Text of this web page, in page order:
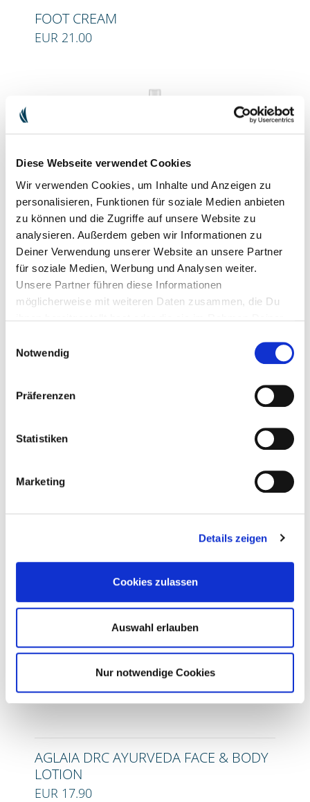
Diese Webseite verwendet Cookies
Wir verwenden Cookies, um Inhalte und Anzeigen zu
personalisieren, Funktionen für soziale Medien anbieten
zu können und die Zugriffe auf unsere Website zu
analysieren. Außerdem geben wir Informationen zu
Deiner Verwendung unserer Website an unsere Partner
für soziale Medien, Werbung und Analysen weiter.
Unsere Partner führen diese Informationen
möglicherweise mit weiteren Daten zusammen, die Du
Notwendig
Präferenzen
Statistiken
Marketing
Details zeigen
Cookies zulassen
Auswahl erlauben
Nur notwendige Cookies
FOOT CREAM
EUR 21.00
SKIN CARE SPRAY
EUR 14.90 EUR 17.00
WASH
AGLAIA DRC AYURVEDA FACE & BODY
LOTION
EUR 17.90